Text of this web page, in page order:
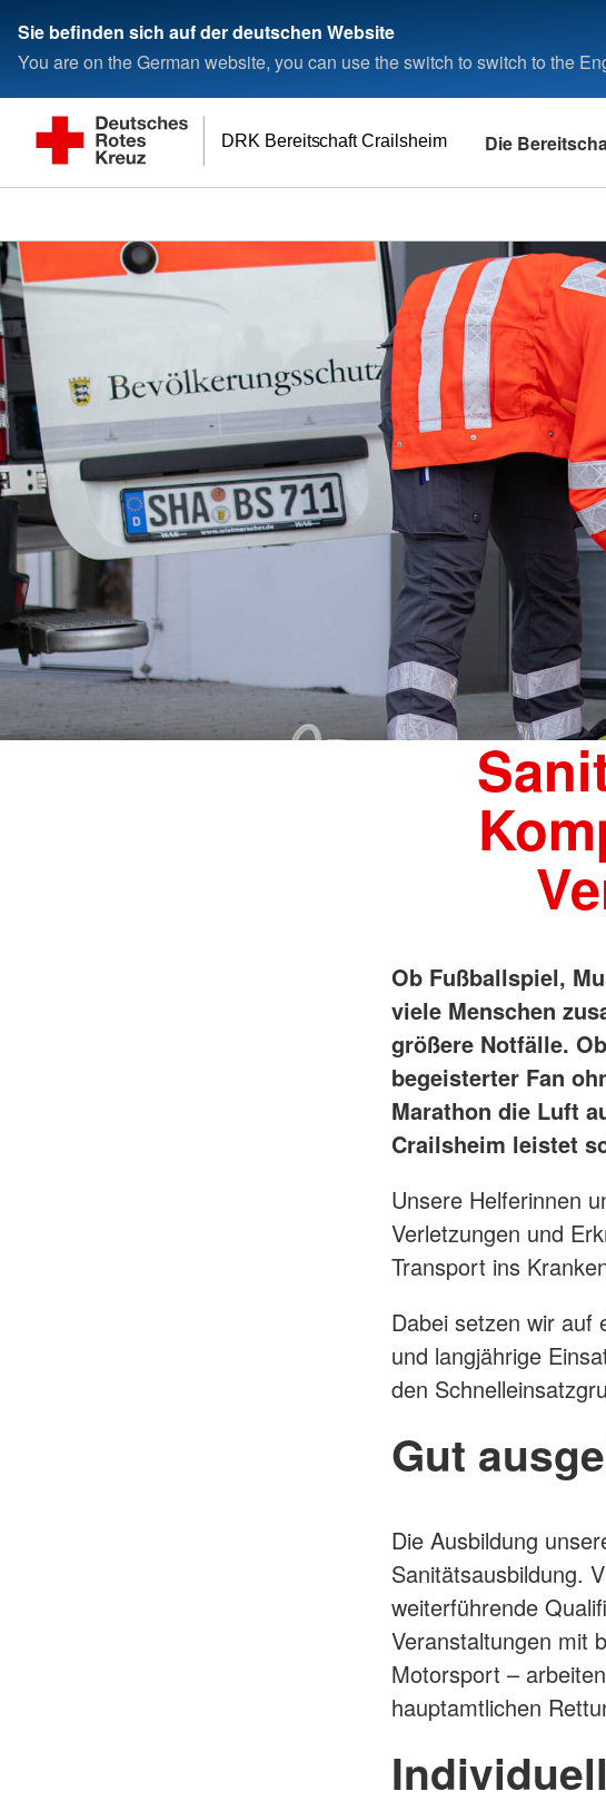
Sie befinden sich auf der deutschen Website
You are on the German website, you can use the switch to switch to the
DRK Bereitschaft Crailsheim Die
Ob Fußballspiel,
viele Menschen
größere Notfälle.
begeisterter Fan
Marathon die Luft
Crailsheim leistet
Unsere Helferinnen
Verletzungen und
Transport ins
Dabei setzen wir auf
und langjährige
den
Gut
Die Ausbildung
Sanitätsausbildung.
weiterführende
Veranstaltungen mit
Motorsport –
hauptamtlichen